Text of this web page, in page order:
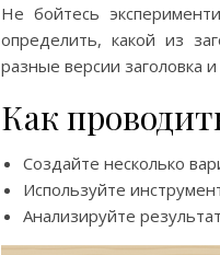
Не бойтесь
определить, какой из
разные версии заголовка
Как
Создайте несколько
Используйте
Анализируйте